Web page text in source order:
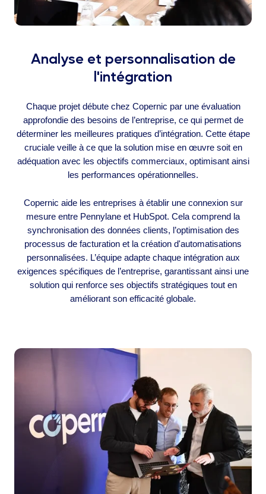
Analyse et personnalisation de
l'intégration
Chaque projet débute chez Copernic par une évaluation
approfondie des besoins de l’entreprise, ce qui permet de
déterminer les meilleures pratiques d’intégration. Cette étape
cruciale veille à ce que la solution mise en œuvre soit en
adéquation avec les objectifs commerciaux, optimisant ainsi
les performances opérationnelles.
Copernic aide les entreprises à établir une connexion sur
mesure entre Pennylane et HubSpot. Cela comprend la
synchronisation des données clients, l’optimisation des
processus de facturation et la création d'automatisations
personnalisées. L’équipe adapte chaque intégration aux
exigences spécifiques de l’entreprise, garantissant ainsi une
solution qui renforce ses objectifs stratégiques tout en
améliorant son efficacité globale.